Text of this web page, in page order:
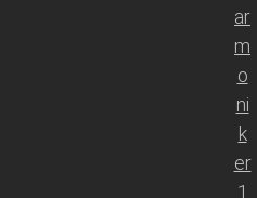
ar
m
o
ni
k
er
1